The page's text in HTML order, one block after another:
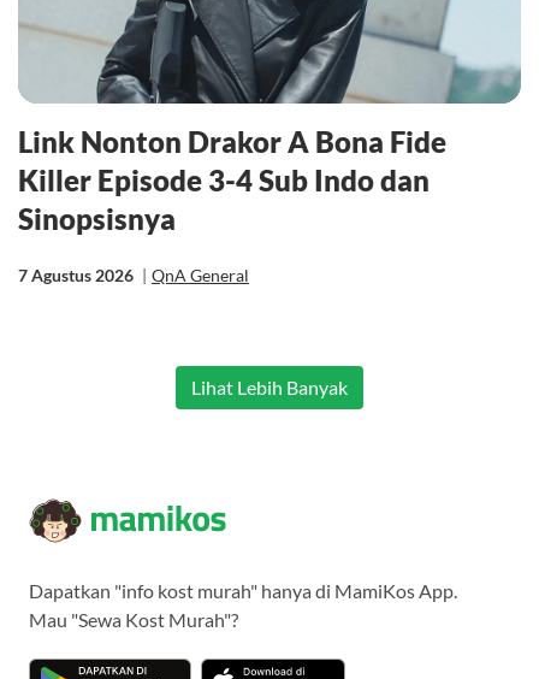
Link Nonton Drakor A Bona Fide
Killer Episode 3-4 Sub Indo dan
Sinopsisnya
7 Agustus 2026 | QnA General
Lihat Lebih Banyak
Dapatkan "info kost murah" hanya di MamiKos App.
Mau "Sewa Kost Murah"?